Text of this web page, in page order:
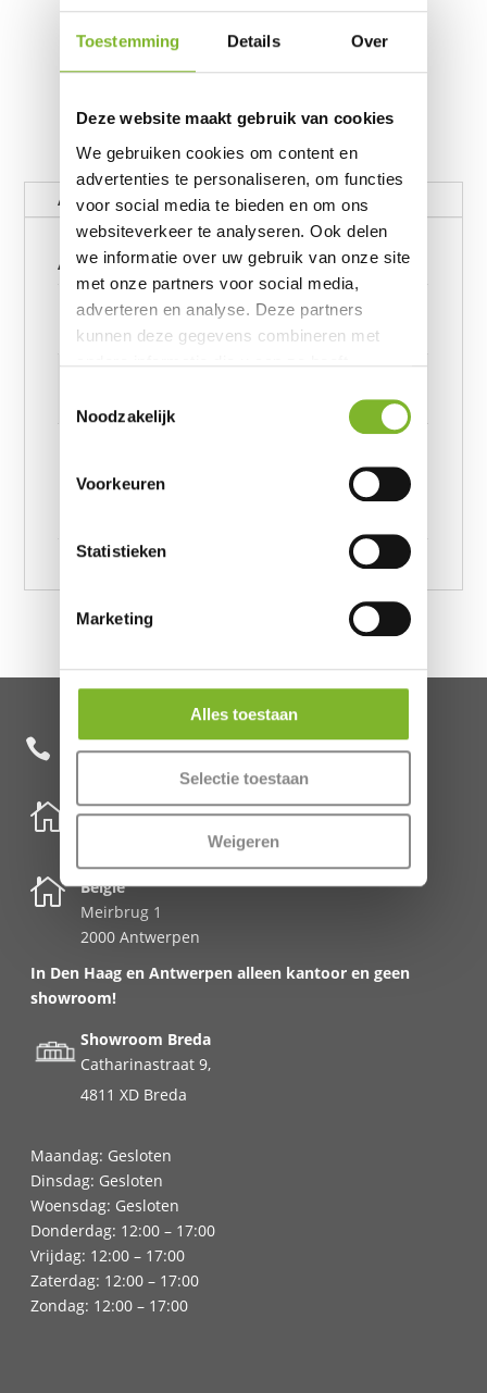
Toestemming Details Over
Deze website maakt gebruik van cookies
We gebruiken cookies om content en
advertenties te personaliseren, om functies
voor social media te bieden en om ons
websiteverkeer te analyseren. Ook delen
we informatie over uw gebruik van onze site
met onze partners voor social media,
adverteren en analyse. Deze partners
kunnen deze gegevens combineren met
basis van uw gebruik van hun services.
Noodzakelijk
Voorkeuren
Statistieken
Marketing
Alles toestaan
Selectie toestaan
Weigeren
Aanvullende informatie
Aanvullende informatie
Gewicht
62390656 kg
Like Home Taupe 140 x 220, Like Home Taupe 200
x 220, Like Home Taupe 240 x 220, Like Home
 +31 85 482 0020

Nederland
2595 AR Den Haag

België
Meirbrug 1
2000 Antwerpen
In Den Haag en Antwerpen alleen kantoor en geen
showroom!
Showroom Breda
Catharinastraat 9,
4811 XD Breda
Maandag: Gesloten
Dinsdag: Gesloten
Woensdag: Gesloten
Donderdag: 12:00 – 17:00
Vrijdag: 12:00 – 17:00
Zaterdag: 12:00 – 17:00
Zondag: 12:00 – 17:00